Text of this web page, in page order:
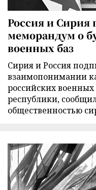
Россия и Сирия
меморандум о
военных баз
Сирия и Россия
взаимопонимании
российских
республики,
общественностью